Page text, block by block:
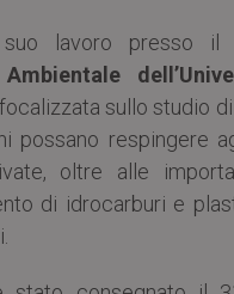
suo lavoro presso il
sullo studio
possano respingere
oltre alle
di idrocarburi e